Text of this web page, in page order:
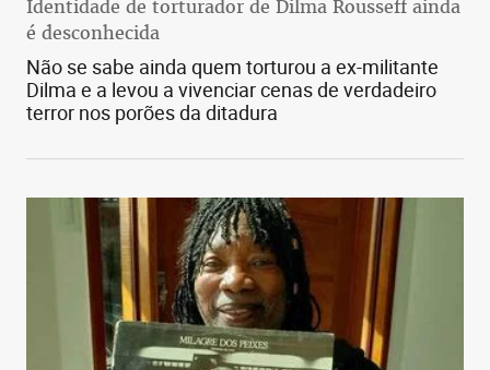
Identidade de torturador de Dilma Rousseff ainda
é desconhecida
Não se sabe ainda quem torturou a ex-militante
Dilma e a levou a vivenciar cenas de verdadeiro
terror nos porões da ditadura